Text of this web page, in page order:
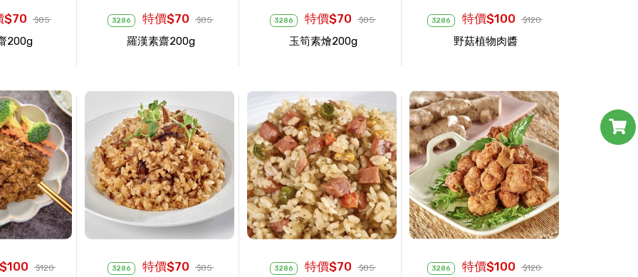
$70 $85
200g
3286 特價$70 $85
羅漢素齋200g
3286 特價$70 $85
玉筍素燴200g
3286 特價$100 $120
野菇植物肉醬
$120 3286 特價$70 $85 3286 特價$70 $85 3286 特價$100 $120